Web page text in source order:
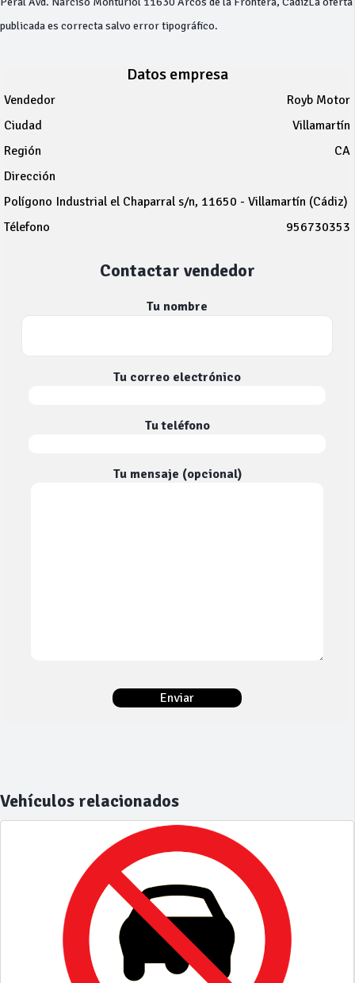
publicada es correcta salvo error tipográfico.
Datos empresa
Vendedor
Royb Motor
Ciudad
Villamartín
Región
CA
Dirección
Polígono Industrial el Chaparral s/n, 11650 - Villamartín (Cádiz)
Télefono
956730353
Contactar vendedor
Tu nombre
Tu correo electrónico
Tu teléfono
Tu mensaje (opcional)
Vehículos relacionados